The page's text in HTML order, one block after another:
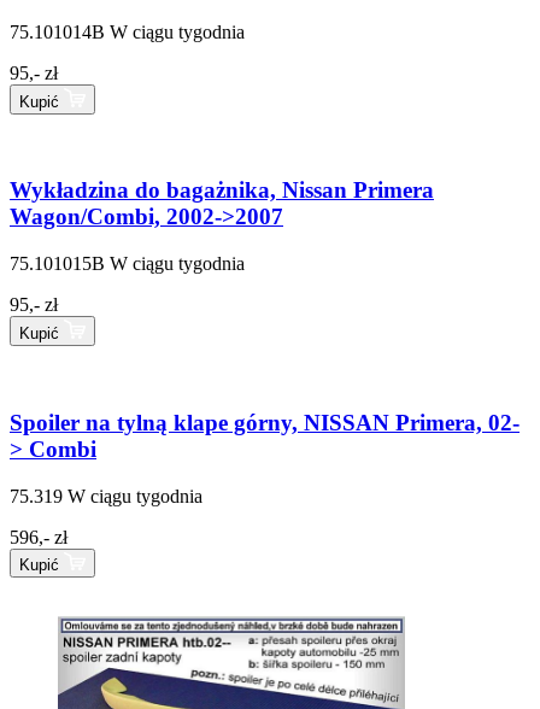
75.101014B W ciągu tygodnia
95,- zł
Kupić
Wykładzina do bagażnika, Nissan Primera
Wagon/Combi, 2002->2007
75.101015B W ciągu tygodnia
95,- zł
Kupić
Spoiler na tylną klape górny, NISSAN Primera, 02-
> Combi
75.319 W ciągu tygodnia
596,- zł
Kupić